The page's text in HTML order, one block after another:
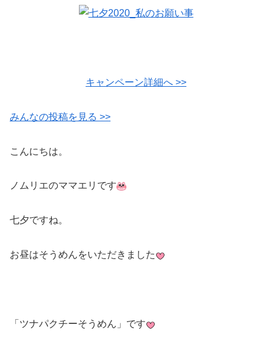
キャンペーン詳細へ >>
みんなの投稿を見る >>
こんにちは。
ノムリエのママエリです
七夕ですね。
お昼はそうめんをいただきました
「ツナパクチーそうめん」です